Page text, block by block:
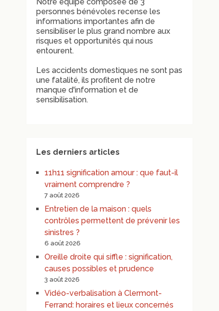
personnes bénévoles recense les
informations importantes afin de
sensibiliser le plus grand nombre aux
risques et opportunités qui nous
entourent.
Les accidents domestiques ne sont pas
une fatalité, ils profitent de notre
manque d'information et de
sensibilisation.
Les derniers articles
11h11 signification amour : que faut-il
vraiment comprendre ?
7 août 2026
Entretien de la maison : quels
contrôles permettent de prévenir les
sinistres ?
6 août 2026
Oreille droite qui siffle : signification,
causes possibles et prudence
3 août 2026
Vidéo-verbalisation à Clermont-
Ferrand: horaires et lieux concernés